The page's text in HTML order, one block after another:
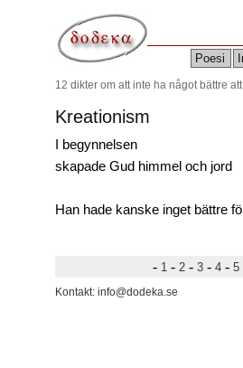
Poesi
12 dikter om att inte ha något bättre
Kreationism
I begynnelsen
skapade Gud himmel och jord
Han hade kanske inget bättre
-1 -2 -3 -4 -5
Kontakt: info@dodeka.se